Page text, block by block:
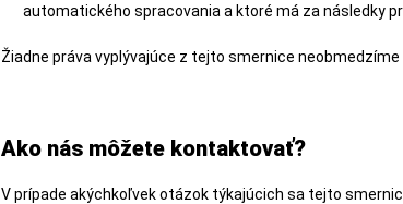
automatického spracovania a ktoré má za následky
Žiadne práva vyplývajúce z tejto smernice neobmedzíme
Ako nás môžete kontaktovať?
V prípade akýchkoľvek otázok týkajúcich sa tejto